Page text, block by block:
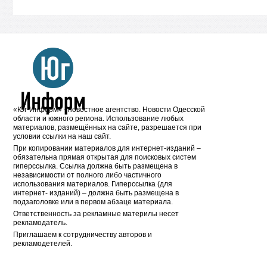
«Юг-Информ» - новостное агентство. Новости Одесской
области и южного региона. Использование любых
материалов, размещённых на сайте, разрешается при
условии ссылки на наш сайт.
При копировании материалов для интернет-изданий –
обязательна прямая открытая для поисковых систем
гиперссылка. Ссылка должна быть размещена в
независимости от полного либо частичного
использования материалов. Гиперссылка (для
интернет- изданий) – должна быть размещена в
подзаголовке или в первом абзаце материала.
Ответственность за рекламные материлы несет
рекламодатель.
Приглашаем к сотрудничеству авторов и
рекламодетелей.